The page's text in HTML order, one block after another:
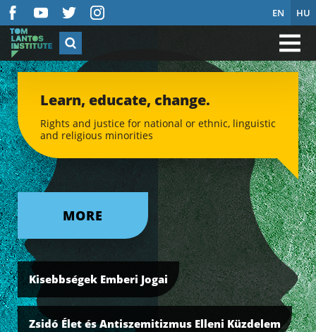
EN HU
Learn, educate, change.
Rights and justice for national or ethnic, linguistic
and religious minorities
MORE
Kisebbségek Emberi Jogai
Zsidó Élet és Antiszemitizmus Elleni Küzdelem